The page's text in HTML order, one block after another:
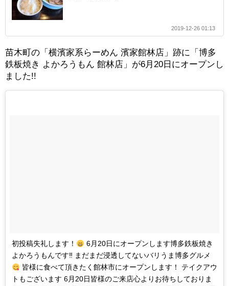
2019-12-26 01:13
苗木町の「横濱家系らーめん 濱家館林店」跡に「博多
鉄板焼き よかろうもん 館林店」が6月20日にオープンし
ました!!
初投稿失礼します！
6月20日にオープンします博多鉄板焼き
よかろうもんです‼︎ まだまだ浸透してないバリうま博多グルメ
皆様に食べて頂きたく館林市にオープンします！ テイクアウ
トもございます 6月20日皆様のご来店心よりお待ちしておりま